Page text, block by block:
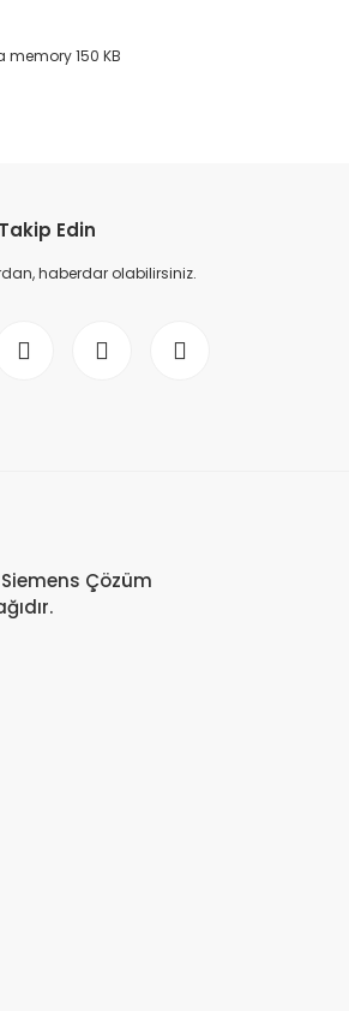
memory 150 KB
Edin
haberdar olabilirsiniz.
Siemens Çözüm